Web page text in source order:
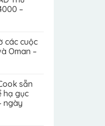
–
các cuộc
Oman –
sẵn
hạ gục
ngày